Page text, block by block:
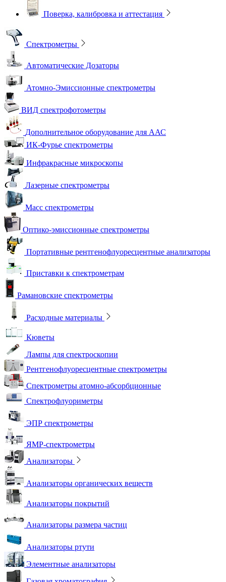
Поверка, калибровка и аттестация
Спектрометры
Автоматические Дозаторы
Атомно-Эмиссионные спектрометры
ВИД спектрофотометры
Дополнительное оборудование для ААС
ИК-Фурье спектрометры
Инфракрасные микроскопы
Лазерные спектрометры
Масс спектрометры
Оптико-эмиссионные спектрометры
Портативные рентгенофлуоресцентные анализаторы
Приставки к спектрометрам
Рамановские спектрометры
Расходные материалы
Кюветы
Лампы для спектроскопии
Рентгенофлуоресцентные спектрометры
Спектрометры атомно-абсорбционные
Спектрофлуориметры
ЭПР спектрометры
ЯМР-спектрометры
Анализаторы
Анализаторы органических веществ
Анализаторы покрытий
Анализаторы размера частиц
Анализаторы ртути
Элементные анализаторы